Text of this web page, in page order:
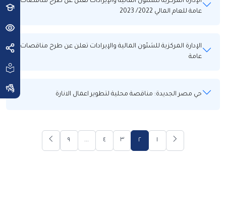
عامة للعام المالي 2022/ 2023
الإدارة المركزية للشئون المالية والإيرادات تعلن عن طرح مناقصات
عامة
حي مصر الجديدة: مناقصة محلية لتطوير اعمال الانارة
١ ٢ ٣ ٤ ... ٩